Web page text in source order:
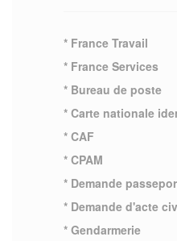
* France Travail
* France Services
* Bureau de poste
* Carte nationale
* CAF
* CPAM
* Demande
* Demande d'acte
* Gendarmerie